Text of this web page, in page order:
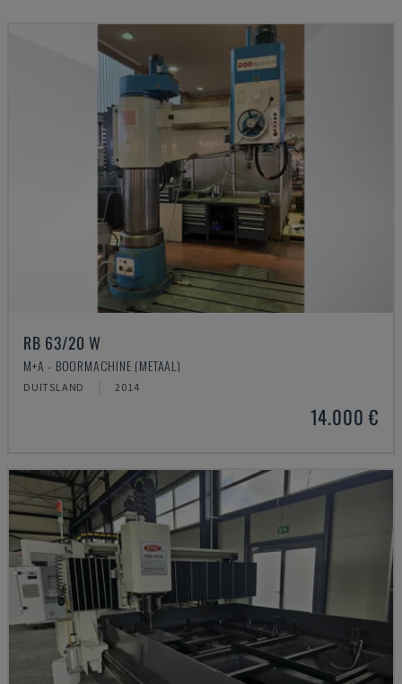
RB 63/20 W
M+A - BOORMACHINE (METAAL)
DUITSLAND 2014
14.000 €